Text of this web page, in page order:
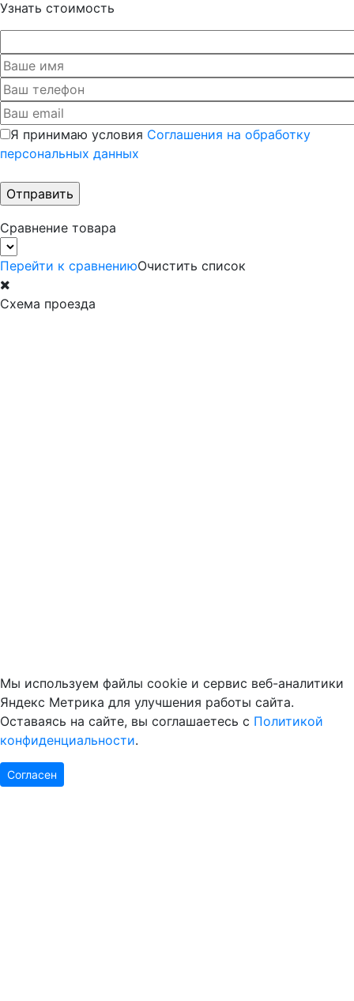
Узнать стоимость
Я принимаю условия Соглашения на обработку
персональных данных
Сравнение товара
Перейти к сравнениюОчистить список
Схема проезда
Мы используем файлы cookie и сервис веб-аналитики
Яндекс Метрика для улучшения работы сайта.
Оставаясь на сайте, вы соглашаетесь с Политикой
конфиденциальности.
Согласен